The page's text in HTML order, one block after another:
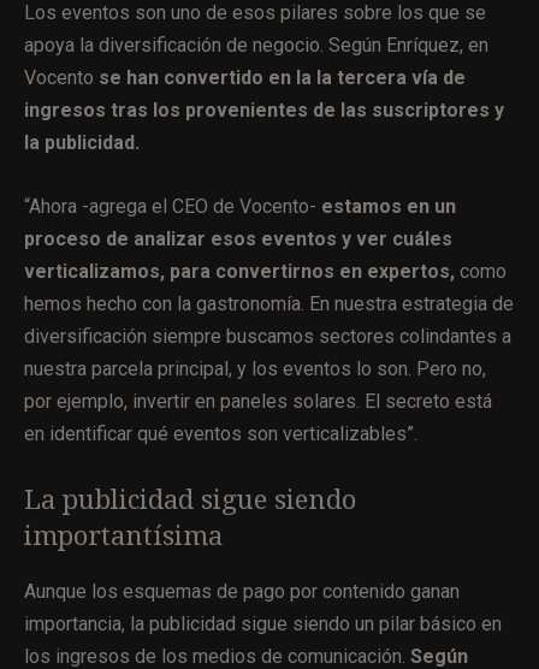
Los eventos son uno de esos pilares sobre los que se
apoya la diversificación de negocio. Según Enríquez, en
Vocento se han convertido en la la tercera vía de
ingresos tras los provenientes de las suscriptores y
la publicidad.
“Ahora -agrega el CEO de Vocento- estamos en un
proceso de analizar esos eventos y ver cuáles
verticalizamos, para convertirnos en expertos, como
hemos hecho con la gastronomía. En nuestra estrategia de
diversificación siempre buscamos sectores colindantes a
nuestra parcela principal, y los eventos lo son. Pero no,
por ejemplo, invertir en paneles solares. El secreto está
en identificar qué eventos son verticalizables”.
La publicidad sigue siendo
importantísima
Aunque los esquemas de pago por contenido ganan
importancia, la publicidad sigue siendo un pilar básico en
los ingresos de los medios de comunicación. Según